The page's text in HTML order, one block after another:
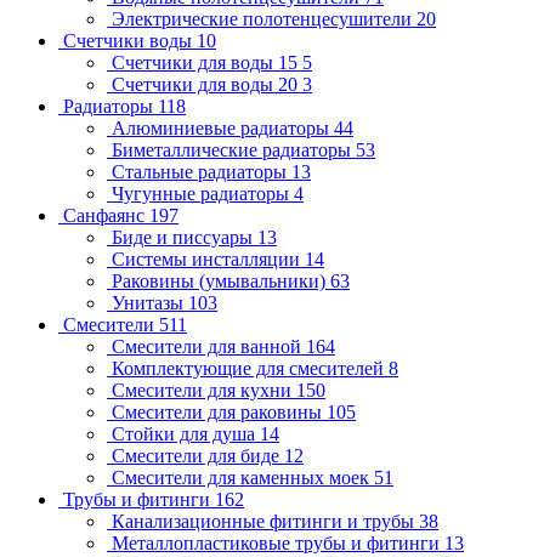
Электрические полотенцесушители 20
Счетчики воды 10
Счетчики для воды 15 5
Счетчики для воды 20 3
Радиаторы 118
Алюминиевые радиаторы 44
Биметаллические радиаторы 53
Стальные радиаторы 13
Чугунные радиаторы 4
Санфаянс 197
Биде и писсуары 13
Системы инсталляции 14
Раковины (умывальники) 63
Унитазы 103
Смесители 511
Смесители для ванной 164
Комплектующие для смесителей 8
Смесители для кухни 150
Смесители для раковины 105
Стойки для душа 14
Смесители для биде 12
Смесители для каменных моек 51
Трубы и фитинги 162
Канализационные фитинги и трубы 38
Металлопластиковые трубы и фитинги 13